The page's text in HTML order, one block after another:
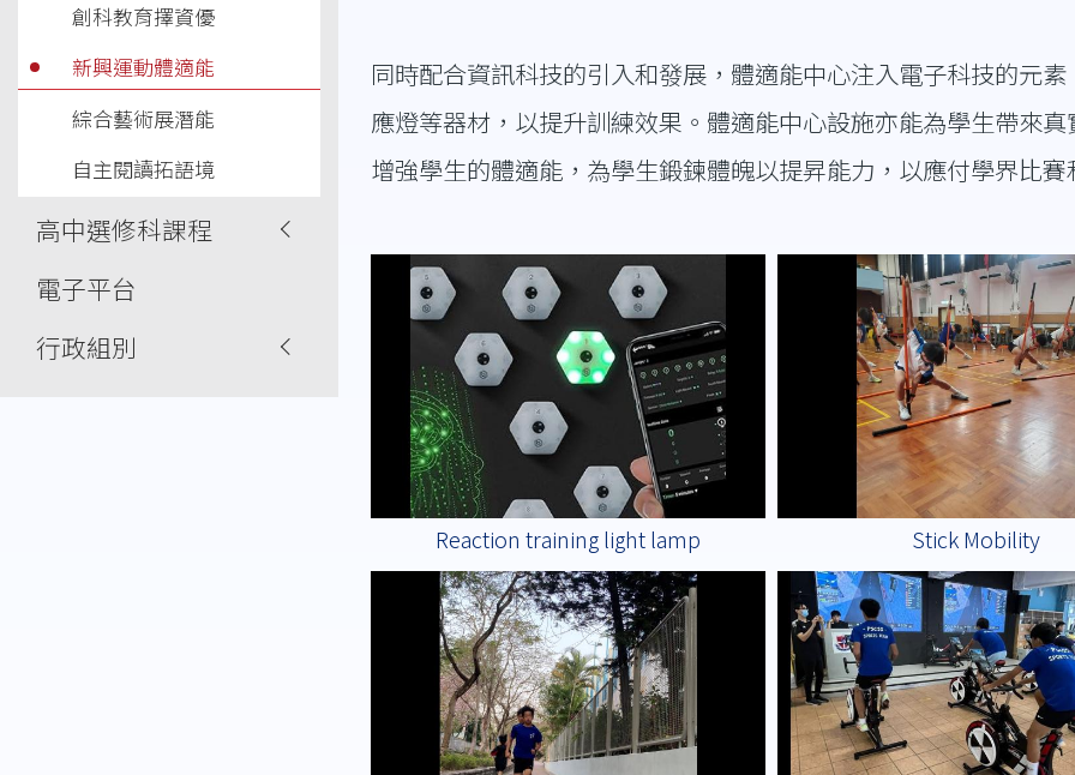
同時配合資訊科技的引入和發展，體適能中心注入電子科技的元
應燈等器材，以提升訓練效果。體適能中心設施亦能為學生帶來
增強學生的體適能，為學生鍛鍊體魄以提昇能力，以應付學界比
Reaction training light lamp Stick Mobility
創科教育擇資優
新興運動體適能
綜合藝術展潛能
自主閱讀拓語境
高中選修科課程
電子平台
行政組別